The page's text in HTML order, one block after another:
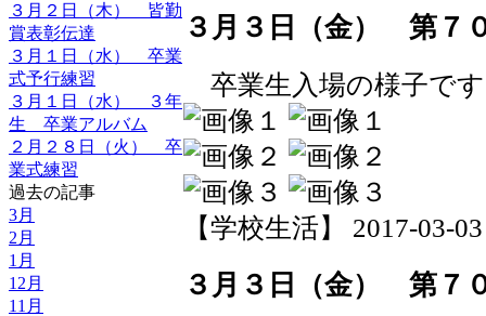
３月２日（木） 皆勤
賞表彰伝達
３月１日（水） 卒業
式予行練習
３月１日（水） ３年
生 卒業アルバム
２月２８日（火） 卒
業式練習
過去の記事
3月
2月
1月
12月
11月
３月３日（金） 第７
卒業生入場の様子で
【学校生活】 2017-03-
３月３日（金） 第７